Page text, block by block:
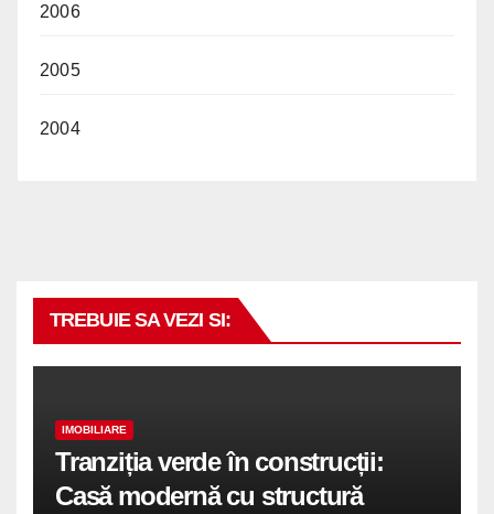
2006
2005
2004
TREBUIE SA VEZI SI:
IMOBILIARE
Tranziția verde în construcții:
Casă modernă cu structură